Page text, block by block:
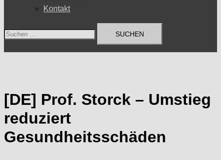
Kontakt
Suchen
[DE] Prof. Storck – Umstieg
reduziert
Gesundheitsschäden